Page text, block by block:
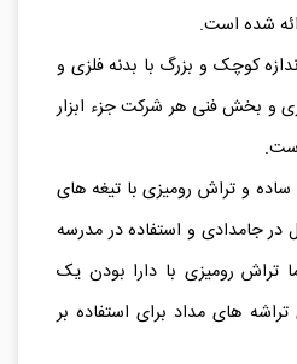
شده است.
کوچک و بزرگ با بدنه فلزی و
و بخش فنی هر شرکت جزء ابزار
و تراش رومیزی با تیغه های
در جامدادی و استفاده در مدرسه
تراش رومیزی با دارا بودن یک
های مداد برای استفاده بر